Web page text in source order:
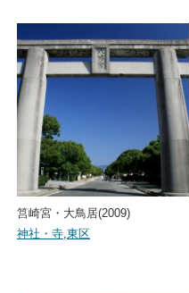
筥崎宮・大鳥居(2009)
神社・寺,東区